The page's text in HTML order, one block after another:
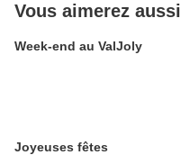
Vous aimerez aussi
Week-end au ValJoly
Joyeuses fêtes